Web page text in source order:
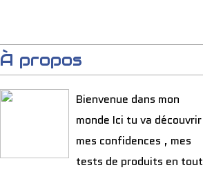
À propos
Bienvenue dans mon
monde Ici tu va découvrir
mes confidences , mes
tests de produits en tout